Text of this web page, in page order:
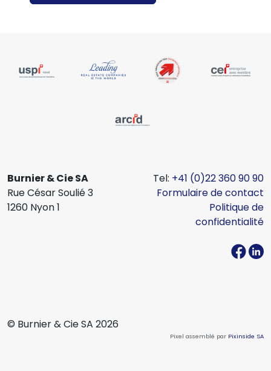
Burnier & Cie SA
Rue César Soulié 3
1260 Nyon 1
Tel: +41 (0)22 360 90 90
Formulaire de contact
Politique de
confidentialité
© Burnier & Cie SA 2026
Pixel assemblé par Pixinside SA